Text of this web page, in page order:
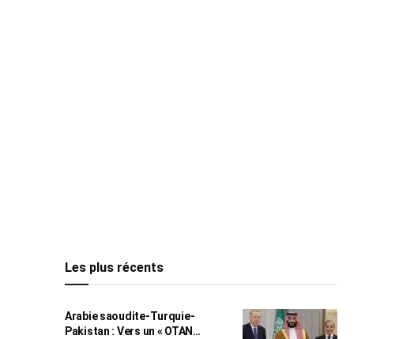
Les plus récents
Arabie saoudite-Turquie-
Pakistan : Vers un « OTAN